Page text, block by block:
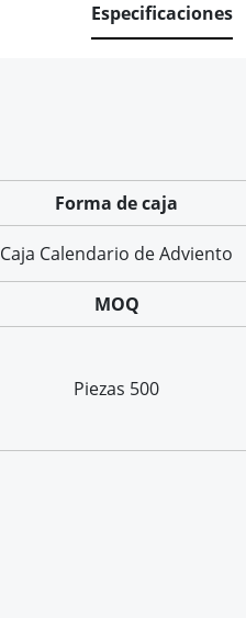
Especificaciones
Forma de caja
Caja Calendario de Adviento
MOQ
Piezas 500